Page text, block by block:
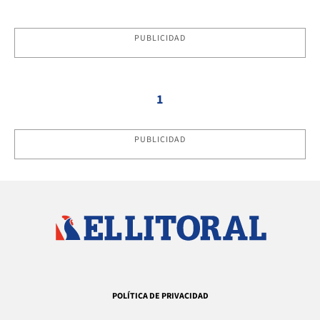
PUBLICIDAD
1
PUBLICIDAD
POLÍTICA DE PRIVACIDAD